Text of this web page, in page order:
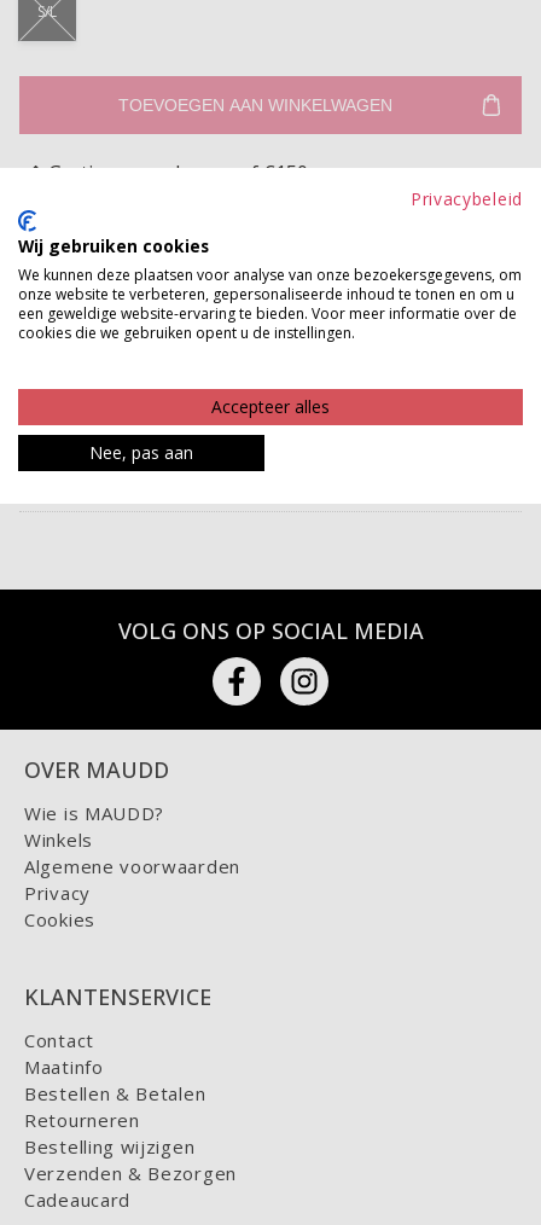
S/L
TOEVOEGEN AAN WINKELWAGEN
Gratis verzenden vanaf €150,-
Bekijk voorraad winkel
Super leuk tuniek! Deze leukerd is van een super
modelletje. Ze sluit mooi aan en heeft een ronde hals.
Product kenmerken
VOLG ONS OP SOCIAL MEDIA
OVER MAUDD
Wie is MAUDD?
Winkels
Algemene voorwaarden
Privacy
Cookies
KLANTENSERVICE
Contact
Maatinfo
Bestellen & Betalen
Retourneren
Bestelling wijzigen
Verzenden & Bezorgen
Cadeaucard
Privacybeleid
Wij gebruiken cookies
We kunnen deze plaatsen voor analyse van onze bezoekersgegevens, om
onze website te verbeteren, gepersonaliseerde inhoud te tonen en om u
een geweldige website-ervaring te bieden. Voor meer informatie over de
cookies die we gebruiken opent u de instellingen.
Accepteer alles
Nee, pas aan